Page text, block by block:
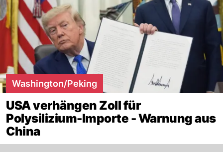
Washington/Peking
USA verhängen Zoll für
Polysilizium-Importe - Warnung aus
China